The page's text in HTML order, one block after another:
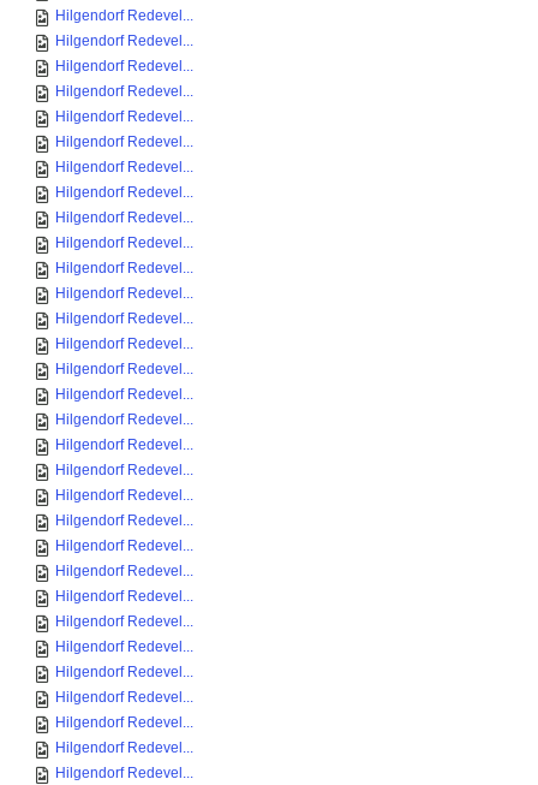
Hilgendorf Redevel...
Hilgendorf Redevel...
Hilgendorf Redevel...
Hilgendorf Redevel...
Hilgendorf Redevel...
Hilgendorf Redevel...
Hilgendorf Redevel...
Hilgendorf Redevel...
Hilgendorf Redevel...
Hilgendorf Redevel...
Hilgendorf Redevel...
Hilgendorf Redevel...
Hilgendorf Redevel...
Hilgendorf Redevel...
Hilgendorf Redevel...
Hilgendorf Redevel...
Hilgendorf Redevel...
Hilgendorf Redevel...
Hilgendorf Redevel...
Hilgendorf Redevel...
Hilgendorf Redevel...
Hilgendorf Redevel...
Hilgendorf Redevel...
Hilgendorf Redevel...
Hilgendorf Redevel...
Hilgendorf Redevel...
Hilgendorf Redevel...
Hilgendorf Redevel...
Hilgendorf Redevel...
Hilgendorf Redevel...
Hilgendorf Redevel...